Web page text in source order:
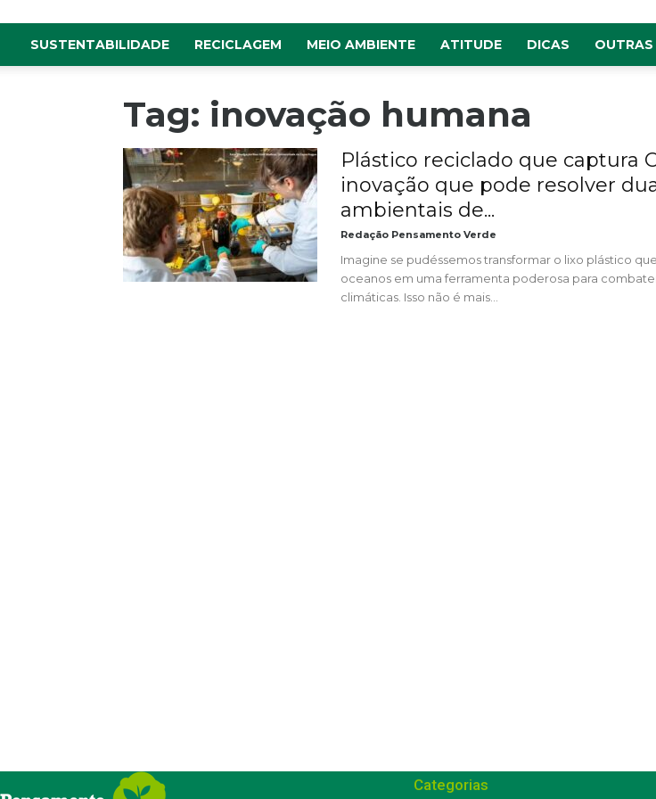
SUSTENTABILIDADE RECICLAGEM MEIO AMBIENTE ATITUDE DICAS OUTRAS
Tag: inovação humana
Plástico reciclado que captura
inovação que pode resolver
ambientais de...
Redação Pensamento Verde
Imagine se pudéssemos transformar o lixo plástico
oceanos em uma ferramenta poderosa para
climáticas. Isso não é mais...
Categorias